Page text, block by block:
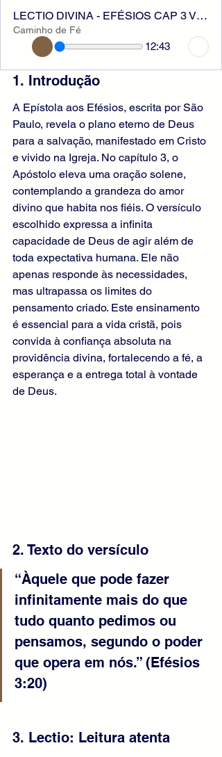
LECTIO DIVINA - EFÉSIOS CAP 3 VER 20
Caminho de Fé
12:43
1. Introdução
A Epístola aos Efésios, escrita por São
Paulo, revela o plano eterno de Deus
para a salvação, manifestado em Cristo
e vivido na Igreja. No capítulo 3, o
Apóstolo eleva uma oração solene,
contemplando a grandeza do amor
divino que habita nos fiéis. O versículo
escolhido expressa a infinita
capacidade de Deus de agir além de
toda expectativa humana. Ele não
apenas responde às necessidades,
mas ultrapassa os limites do
pensamento criado. Este ensinamento
é essencial para a vida cristã, pois
convida à confiança absoluta na
providência divina, fortalecendo a fé, a
esperança e a entrega total à vontade
de Deus.
2. Texto do versículo
“Àquele que pode fazer
infinitamente mais do que
tudo quanto pedimos ou
pensamos, segundo o poder
que opera em nós.” (Efésios
3:20)
3. Lectio: Leitura atenta